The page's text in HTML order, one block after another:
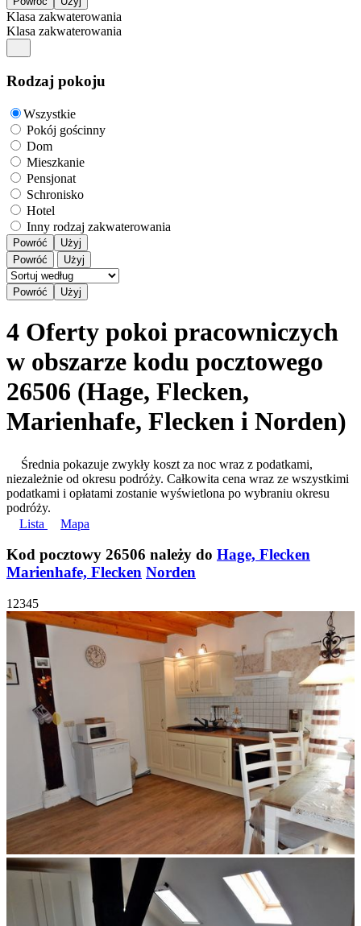
Klasa zakwaterowania
Klasa zakwaterowania
Rodzaj pokoju
Wszystkie
Pokój gościnny
Dom
Mieszkanie
Pensjonat
Schronisko
Hotel
Inny rodzaj zakwaterowania
Powróć
Użyj
Powróć
Użyj
4 Oferty pokoi pracowniczych
w obszarze kodu pocztowego
26506 (Hage, Flecken,
Marienhafe, Flecken i Norden)
Średnia pokazuje zwykły koszt za noc wraz z podatkami,
niezależnie od okresu podróży. Całkowita cena wraz ze wszystkimi
podatkami i opłatami zostanie wyświetlona po wybraniu okresu
podróży.
Lista
Mapa
Kod pocztowy 26506 należy do Hage, Flecken
Marienhafe, Flecken Norden
1 2345